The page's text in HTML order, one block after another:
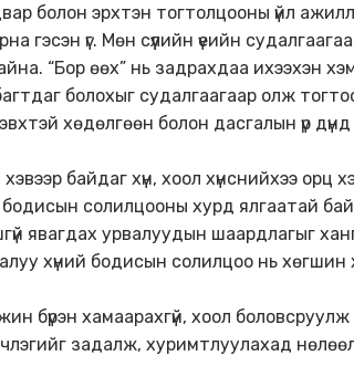
болон эрхтэн тогтолцооны үйл
үг. Мөн сүүлийн үеийн
“Бор өөх” нь задрахдаа ихээхэн
болохыг судалгаагаар олж
хөдөлгөөн болон дасгалын үр
байдаг хүн, хоол хүнснийхээ орц
бодисын солилцооны хурд ялгаатай
явагдах урвалуудын шаардлагыг
хүний бодисын солилцоо нь хөгшин
бүрэн хамаарахгүй, хоол
задалж, хуримтлуулахад